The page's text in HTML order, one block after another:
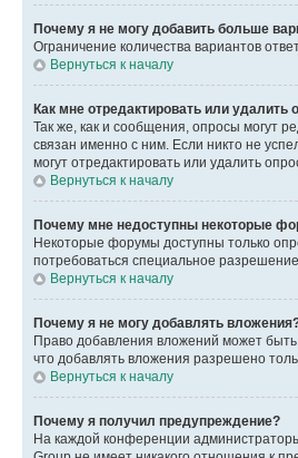
Почему я не могу добавить больше
Ограничение количества вариантов
Вернуться к началу
Как мне отредактировать или удалить
Так же, как и сообщения, опросы могут
связан именно с ним. Если никто не
могут отредактировать или удалить
Вернуться к началу
Почему мне недоступны некоторые
Некоторые форумы доступны только
потребоваться специальное
Вернуться к началу
Почему я не могу добавлять
Право добавления вложений может
что добавлять вложения разрешено
Вернуться к началу
Почему я получил предупреждение?
На каждой конференции